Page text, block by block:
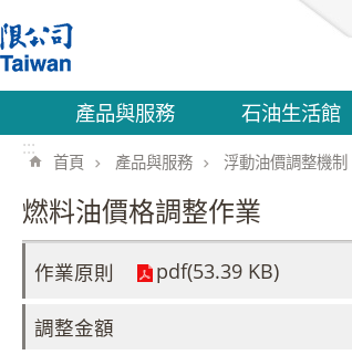
產品與服務 石油生活館
:::
首頁 產品與服務 浮動油價調整機制
燃料油價格調整作業
作業原則 pdf(53.39 KB)
調整金額